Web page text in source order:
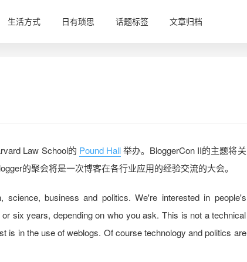
生活方式 日有琐思 话题标签 文章归档
Law School的 Pound Hall 举办。BloggerCon II的主题将关
的聚会将是一次博客在各行业应用的经验交流的大会。
business and politics. We're interested in people's
six years, depending on who you ask. This is not a technical
is in the use of weblogs. Of course technology and politics are